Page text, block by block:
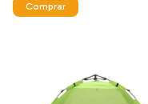
Comprar